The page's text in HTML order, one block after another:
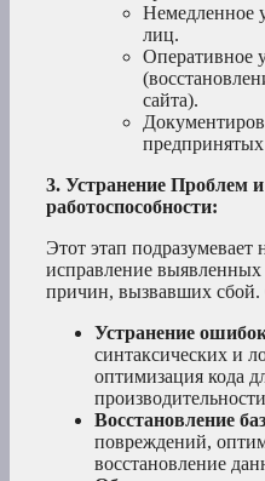
Немедленное
лиц.
Оперативное
сайта).
3. Устранение Проблем
работоспособности:
Этот этап подразумевает
исправление
причин, вызвавших сбой.
Устранение
синтаксических и
оптимизация кода
Восстановление
повреждений,
восстановление